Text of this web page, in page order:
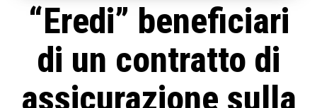
“Eredi” beneficiari
di un contratto di
assicurazione sulla